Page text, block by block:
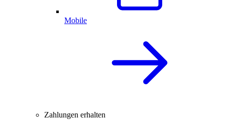
Mobile
Zahlungen erhalten